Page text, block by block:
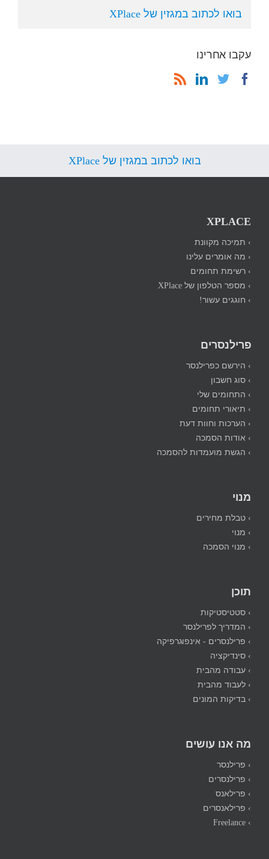
בואו לכתוב במגזין של XPlace
עקבו אחרינו
בואו לכתוב במגזין של XPlace
XPLACE
› תמיכה מקוונת
› מה אומרים עלינו
› רשימת תחומים
› מספר הטלפון של XPlace
› חוגגים עשור!
פרילנסרים
› הירשם כפרילנסר
› סוג חשבון
› התחומים שלי
› תיאורי תחומים
› הערכות וחוות דעת
› אודות הסמכה
› הגשת מועמדות להסמכה
מנוי
› טבלת מחירים
› מנוי
› מנוי הסמכה
תוכן
› סטטיסטיקות
› המדריך לפרילנסר
› פרילנסרים - אינפוגרפיקה
› סינדיקציה
› עבודה מהבית
› לעבוד מהבית
› בדיקות המונים
מה אנו עושים
› פרילנסר
› פרילנסרים
› פרילאנס
› פרילאנסרים
› Freelance